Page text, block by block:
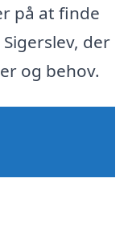
på at finde
der
og behov.